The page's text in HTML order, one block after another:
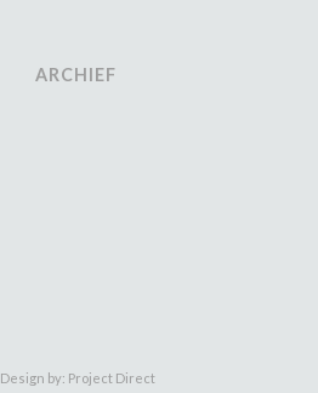
ARCHIEF
Design by: Project Direct